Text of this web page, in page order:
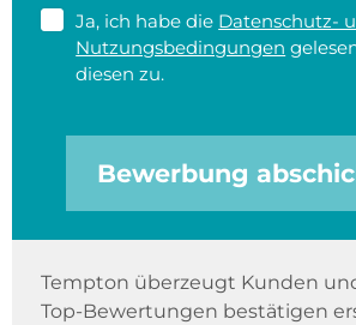
Ja, ich habe die Datenschutz-
Nutzungsbedingungen
diesen zu.
Bewerbung
Tempton überzeugt Kunden
Top-Bewertungen bestätigen